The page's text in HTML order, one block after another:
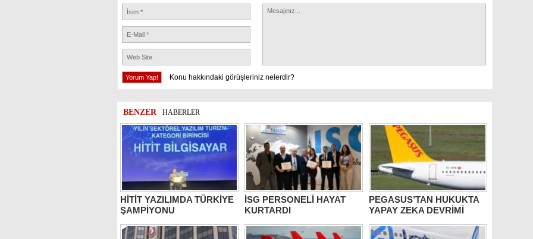
Konu hakkındaki görüşleriniz nelerdir?
BENZER HABERLER
HİTİT YAZILIMDA TÜRKİYE
ŞAMPİYONU
İSG PERSONELİ HAYAT
KURTARDI
PEGASUS’TAN HUKUKTA
YAPAY ZEKA DEVRİMİ